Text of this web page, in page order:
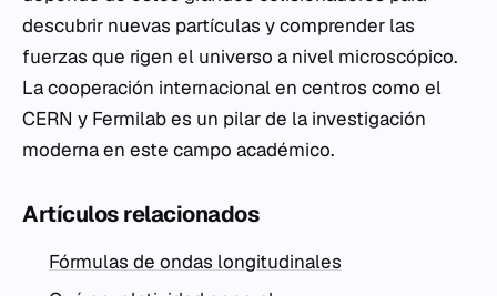
descubrir nuevas partículas y comprender las
fuerzas que rigen el universo a nivel microscópico.
La cooperación internacional en centros como el
CERN y Fermilab es un pilar de la investigación
moderna en este campo académico.
Artículos relacionados
Fórmulas de ondas longitudinales